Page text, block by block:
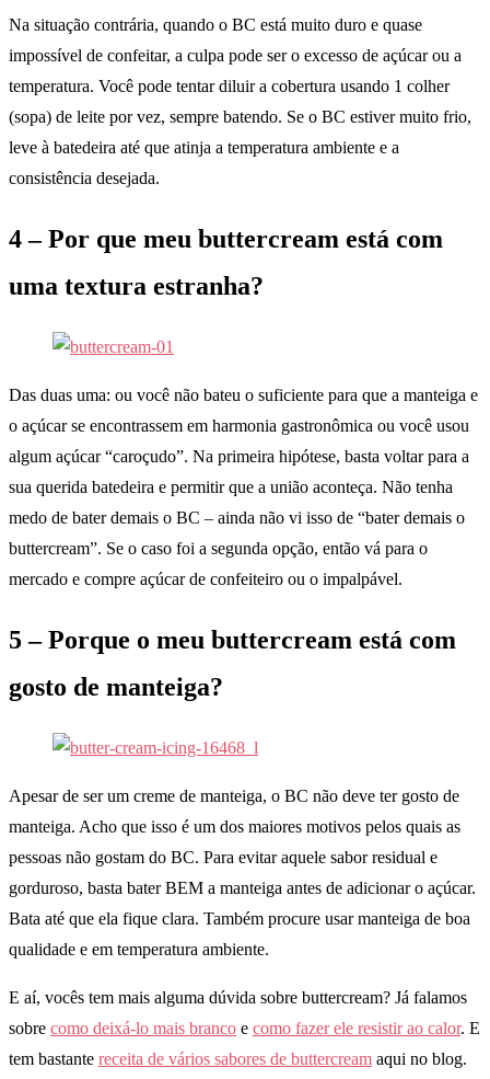
Na situação contrária, quando o BC está muito duro e quase
impossível de confeitar, a culpa pode ser o excesso de açúcar ou a
temperatura. Você pode tentar diluir a cobertura usando 1 colher
(sopa) de leite por vez, sempre batendo. Se o BC estiver muito frio,
leve à batedeira até que atinja a temperatura ambiente e a
consistência desejada.
4 – Por que meu buttercream está com
uma textura estranha?
Das duas uma: ou você não bateu o suficiente para que a manteiga e
o açúcar se encontrassem em harmonia gastronômica ou você usou
algum açúcar “caroçudo”. Na primeira hipótese, basta voltar para a
sua querida batedeira e permitir que a união aconteça. Não tenha
medo de bater demais o BC – ainda não vi isso de “bater demais o
buttercream”. Se o caso foi a segunda opção, então vá para o
mercado e compre açúcar de confeiteiro ou o impalpável.
5 – Porque o meu buttercream está com
gosto de manteiga?
Apesar de ser um creme de manteiga, o BC não deve ter gosto de
manteiga. Acho que isso é um dos maiores motivos pelos quais as
pessoas não gostam do BC. Para evitar aquele sabor residual e
gorduroso, basta bater BEM a manteiga antes de adicionar o açúcar.
Bata até que ela fique clara. Também procure usar manteiga de boa
qualidade e em temperatura ambiente.
E aí, vocês tem mais alguma dúvida sobre buttercream? Já falamos
sobre como deixá-lo mais branco e como fazer ele resistir ao calor. E
tem bastante receita de vários sabores de buttercream aqui no blog.